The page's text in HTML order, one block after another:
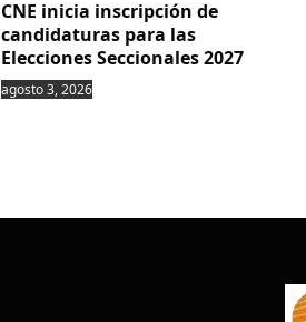
CNE inicia inscripción de
candidaturas para las
Elecciones Seccionales 2027
agosto 3, 2026